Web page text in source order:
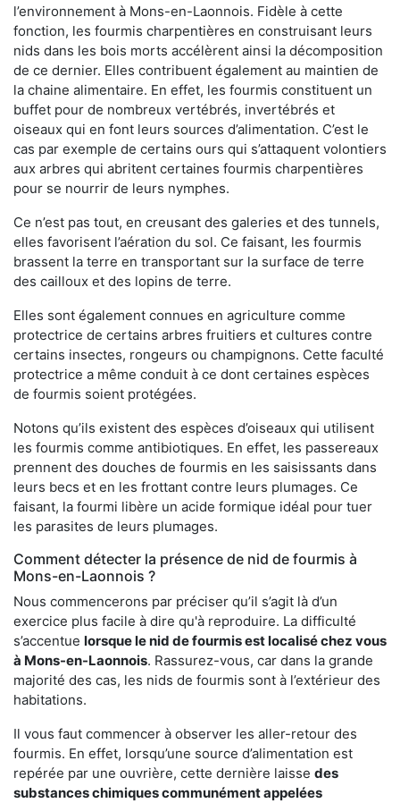
l’environnement à Mons-en-Laonnois. Fidèle à cette
fonction, les fourmis charpentières en construisant leurs
nids dans les bois morts accélèrent ainsi la décomposition
de ce dernier. Elles contribuent également au maintien de
la chaine alimentaire. En effet, les fourmis constituent un
buffet pour de nombreux vertébrés, invertébrés et
oiseaux qui en font leurs sources d’alimentation. C’est le
cas par exemple de certains ours qui s’attaquent volontiers
aux arbres qui abritent certaines fourmis charpentières
pour se nourrir de leurs nymphes.
Ce n’est pas tout, en creusant des galeries et des tunnels,
elles favorisent l’aération du sol. Ce faisant, les fourmis
brassent la terre en transportant sur la surface de terre
des cailloux et des lopins de terre.
Elles sont également connues en agriculture comme
protectrice de certains arbres fruitiers et cultures contre
certains insectes, rongeurs ou champignons. Cette faculté
protectrice a même conduit à ce dont certaines espèces
de fourmis soient protégées.
Notons qu’ils existent des espèces d’oiseaux qui utilisent
les fourmis comme antibiotiques. En effet, les passereaux
prennent des douches de fourmis en les saisissants dans
leurs becs et en les frottant contre leurs plumages. Ce
faisant, la fourmi libère un acide formique idéal pour tuer
les parasites de leurs plumages.
Comment détecter la présence de nid de fourmis à
Mons-en-Laonnois ?
Nous commencerons par préciser qu’il s’agit là d’un
exercice plus facile à dire qu'à reproduire. La difficulté
s’accentue lorsque le nid de fourmis est localisé chez vous
à Mons-en-Laonnois. Rassurez-vous, car dans la grande
majorité des cas, les nids de fourmis sont à l’extérieur des
habitations.
Il vous faut commencer à observer les aller-retour des
fourmis. En effet, lorsqu’une source d’alimentation est
repérée par une ouvrière, cette dernière laisse des
substances chimiques communément appelées